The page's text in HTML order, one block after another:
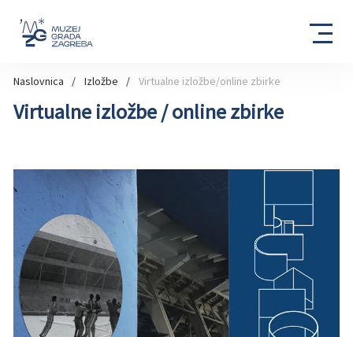
Naslovnica Izložbe Virtualne izložbe/online zbirke
Virtualne izložbe / online zbirke